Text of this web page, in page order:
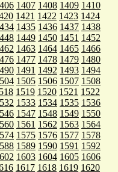
1407 1408 1409 1410
1421 1422 1423 1424
1435 1436 1437 1438
1449 1450 1451 1452
1463 1464 1465 1466
1477 1478 1479 1480
1491 1492 1493 1494
1505 1506 1507 1508
1519 1520 1521 1522
1533 1534 1535 1536
1547 1548 1549 1550
1561 1562 1563 1564
1575 1576 1577 1578
1589 1590 1591 1592
1603 1604 1605 1606
1617 1618 1619 1620